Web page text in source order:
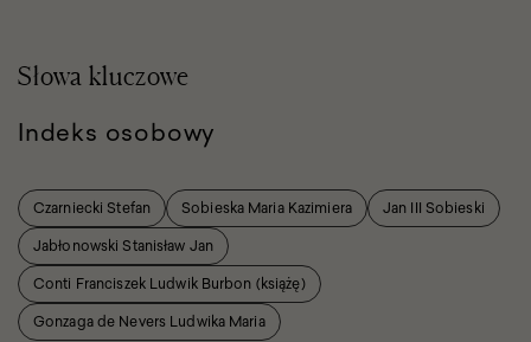
Słowa kluczowe
Indeks osobowy
Czarniecki Stefan Sobieska Maria Kazimiera
Jan III Sobieski
Jabłonowski Stanisław Jan
Conti Franciszek Ludwik Burbon (książę)
Gonzaga de Nevers Ludwika Maria